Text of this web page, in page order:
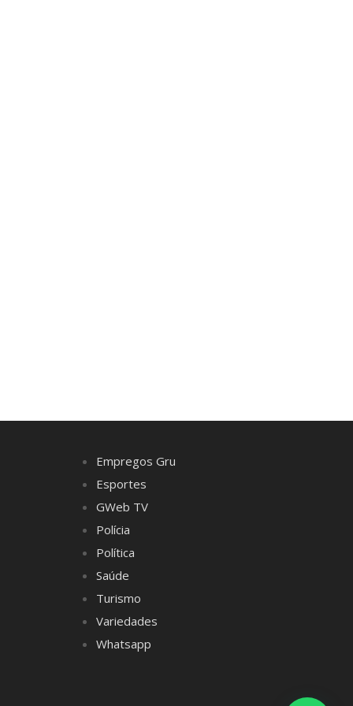
Empregos Gru
Esportes
GWeb TV
Polícia
Política
Saúde
Turismo
Variedades
Whatsapp